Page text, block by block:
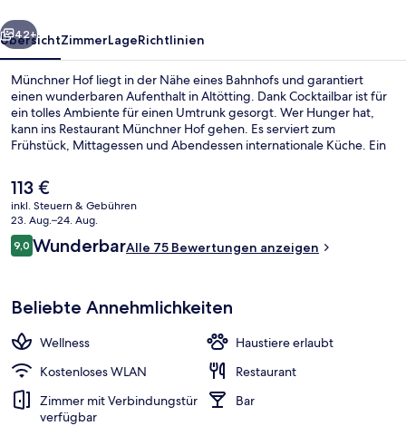
Weiter
42+
ÜbersichtZimmerLageRichtlinien
Münchner Hof liegt in der Nähe eines Bahnhofs und garantiert
einen wunderbaren Aufenthalt in Altötting. Dank Cocktailbar ist für
ein tolles Ambiente für einen Umtrunk gesorgt. Wer Hunger hat,
kann ins Restaurant Münchner Hof gehen. Es serviert zum
Frühstück, Mittagessen und Abendessen internationale Küche. Ein
Angebot.
Der
aktuelle
Preis
beträgt
113 €.
113 €
inkl. Steuern & Gebühren
23. Aug.–24. Aug.
Bewertungen
9,09,0 von 10.
WunderbarAlle 75 Bewertungen anzeigen
Beliebte Annehmlichkeiten
Wellness
Haustiere erlaubt
Kostenloses WLAN
Restaurant
Zimmer mit Verbindungstür
verfügbar
Bar